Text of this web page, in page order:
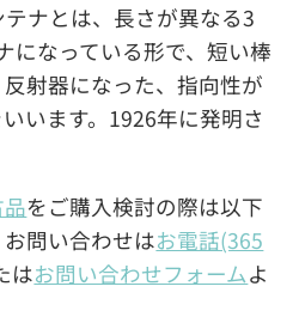
ナとは、長さが異なる3
になっている形で、短い棒
射器になった、指向性が
います。1926年に発明さ
をご購入検討の際は以下
問い合わせはお電話(365
はお問い合わせフォームよ